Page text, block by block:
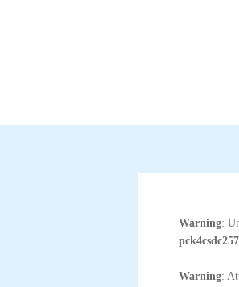
Warning:
Warning: